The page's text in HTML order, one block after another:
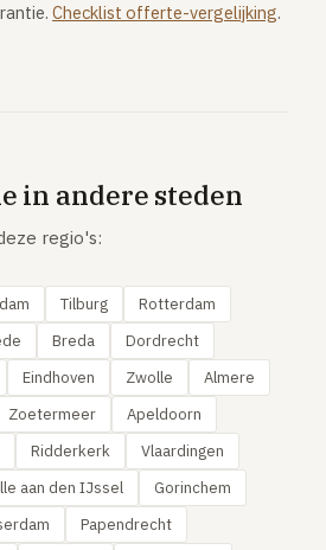
Checklist offerte-vergelijking.
in andere steden
regio's:
Tilburg
Rotterdam
Breda
Dordrecht
Eindhoven Zwolle
Almere
Zoetermeer
Apeldoorn
Ridderkerk
Vlaardingen
aan den IJssel
Gorinchem
Papendrecht